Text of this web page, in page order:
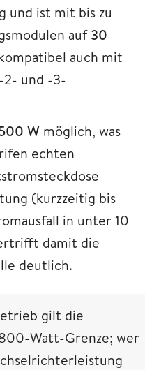
und ist mit bis zu
auf30
auch mit
2- und -3-
W möglich, was
echten
(kurzzeitig bis
in unter 10
damit die
deutlich.
gilt die
Watt-Grenze; wer